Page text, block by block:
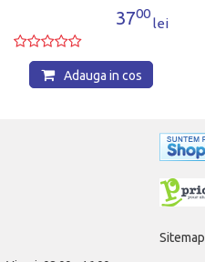
41 lei
Adauga in cos
Sitemap